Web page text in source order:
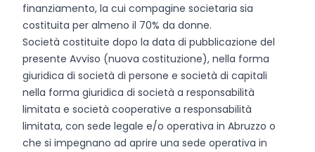
finanziamento, la cui compagine societaria sia
costituita per almeno il 70% da donne.
Società costituite dopo la data di pubblicazione del
presente Avviso (nuova costituzione), nella forma
giuridica di società di persone e società di capitali
nella forma giuridica di società a responsabilità
limitata e società cooperative a responsabilità
limitata, con sede legale e/o operativa in Abruzzo o
che si impegnano ad aprire una sede operativa in